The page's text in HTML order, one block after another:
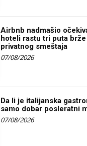
Airbnb nadmašio
hoteli rastu tri puta
privatnog smeštaja
07/08/2026
Da li je italijanska
samo dobar posleratni
07/08/2026